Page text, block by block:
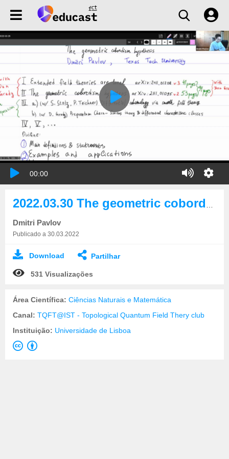
00:00
Dmitri Pavlov
Publicado a 30.03.2022
Download Partilhar
531 Visualizações
Área Científica: Ciências Naturais e Matemática
Canal: TQFT@IST - Topological Quantum Field Thery club
Instituição: Universidade de Lisboa